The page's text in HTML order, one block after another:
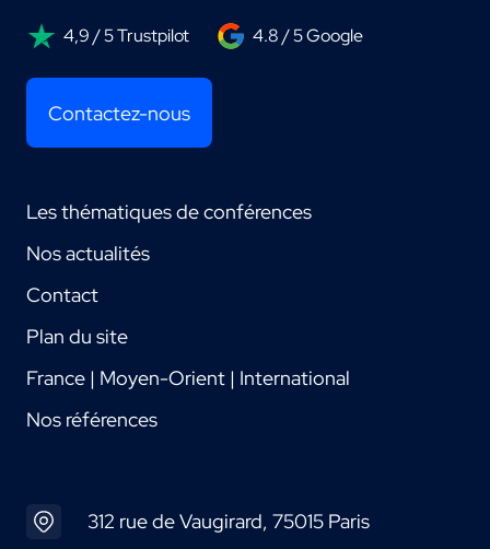
4,9 / 5 Trustpilot 4.8 / 5 Google
Contactez-nous
Les thématiques de conférences
Nos actualités
Contact
Plan du site
France | Moyen-Orient | International
Nos références
312 rue de Vaugirard, 75015 Paris